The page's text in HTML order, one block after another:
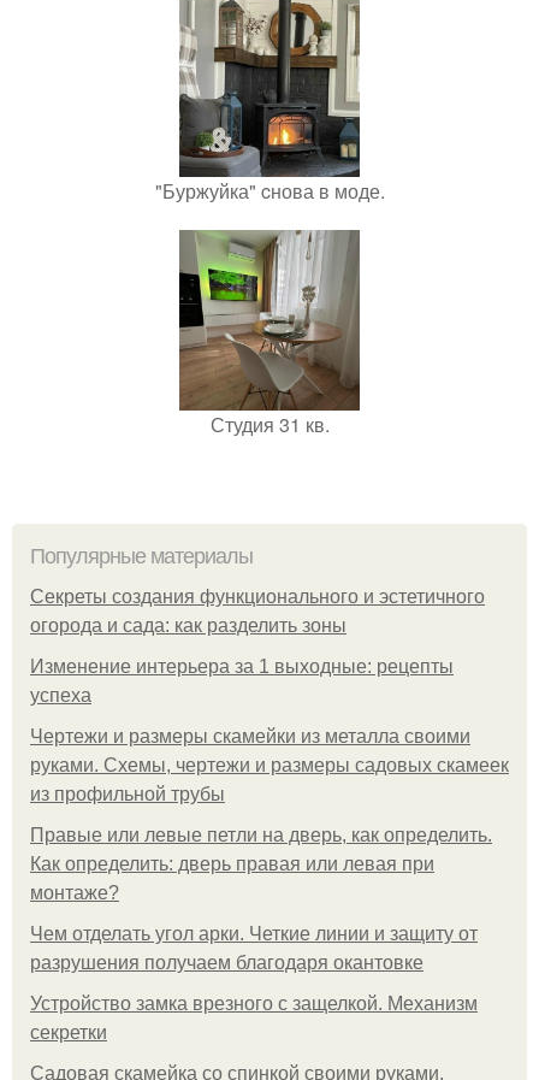
"Буржуйка" cнова в моде.
Студия 31 кв.
Популярные материалы
Секреты создания функционального и эстетичного
огорода и сада: как разделить зоны
Изменение интерьера за 1 выходные: рецепты
успеха
Чертежи и размеры скамейки из металла своими
руками. Схемы, чертежи и размеры садовых скамеек
из профильной трубы
Правые или левые петли на дверь, как определить.
Как определить: дверь правая или левая при
монтаже?
Чем отделать угол арки. Четкие линии и защиту от
разрушения получаем благодаря окантовке
Устройство замка врезного с защелкой. Механизм
секретки
Садовая скамейка со спинкой своими руками.